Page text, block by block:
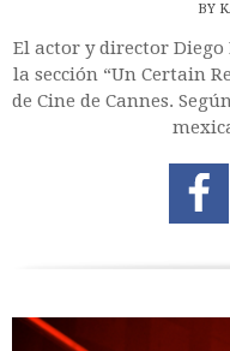
BY
El actor y director
la sección “Un Certain
de Cine de Cannes.